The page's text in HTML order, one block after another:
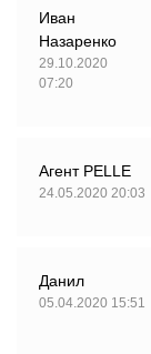
Иван
Назаренко
29.10.2020
07:20
Агент PELLE
24.05.2020 20:03
Данил
05.04.2020 15:51